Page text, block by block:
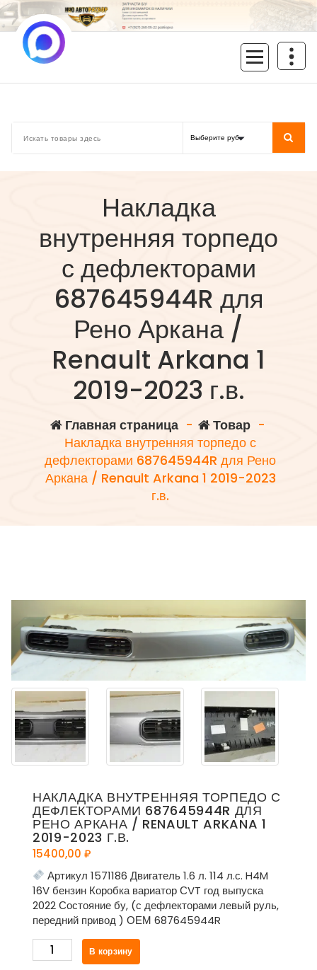
Перейти
к
содержимому
Накладка
внутренняя торпедо
с дефлекторами
687645944R для
Рено Аркана /
Renault Arkana 1
2019-2023 г.в.
Главная страница- Товар-
Накладка внутренняя торпедо с
дефлекторами 687645944R для Рено
Аркана / Renault Arkana 1 2019-2023
г.в.
НАКЛАДКА ВНУТРЕННЯЯ ТОРПЕДО С
ДЕФЛЕКТОРАМИ 687645944R ДЛЯ
РЕНО АРКАНА / RENAULT ARKANA 1
2019-2023 Г.В.
15400,00 ₽
Артикул 1571186 Двигатель 1.6 л. 114 л.с. H4M
16V бензин Коробка вариатор СVT год выпуска
2022 Состояние бу, (с дефлекторами левый руль,
передний привод ) ОЕМ 687645944R
Количество
товара
В корзину